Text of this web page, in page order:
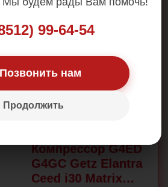
99-64-54
нам
Продолжить
Дроссельная
заслонка Hyuindai
Matrix G4ED
3510026750
Компрессор G4ED
G4GC Getz Elantra
Ceed i30 Matrix